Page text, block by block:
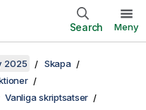
Search Meny
2025
Skapa
Vanliga skriptsatser